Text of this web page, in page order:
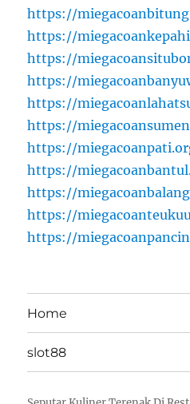
https://
https://
https://
https://
https://
https://
https://
https://
https://
https://
https://
Home
slot88